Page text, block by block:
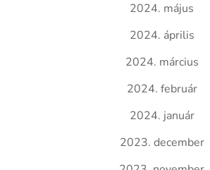
2024. május
2024. április
2024. március
2024. február
2024. január
2023. december